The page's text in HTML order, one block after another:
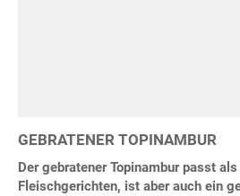
GEBRATENER TOPINAMBUR
Der gebratener Topinambur passt
Fleischgerichten, ist aber auch ein